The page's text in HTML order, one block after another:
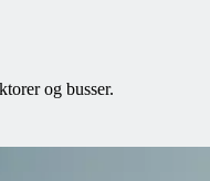
og busser.